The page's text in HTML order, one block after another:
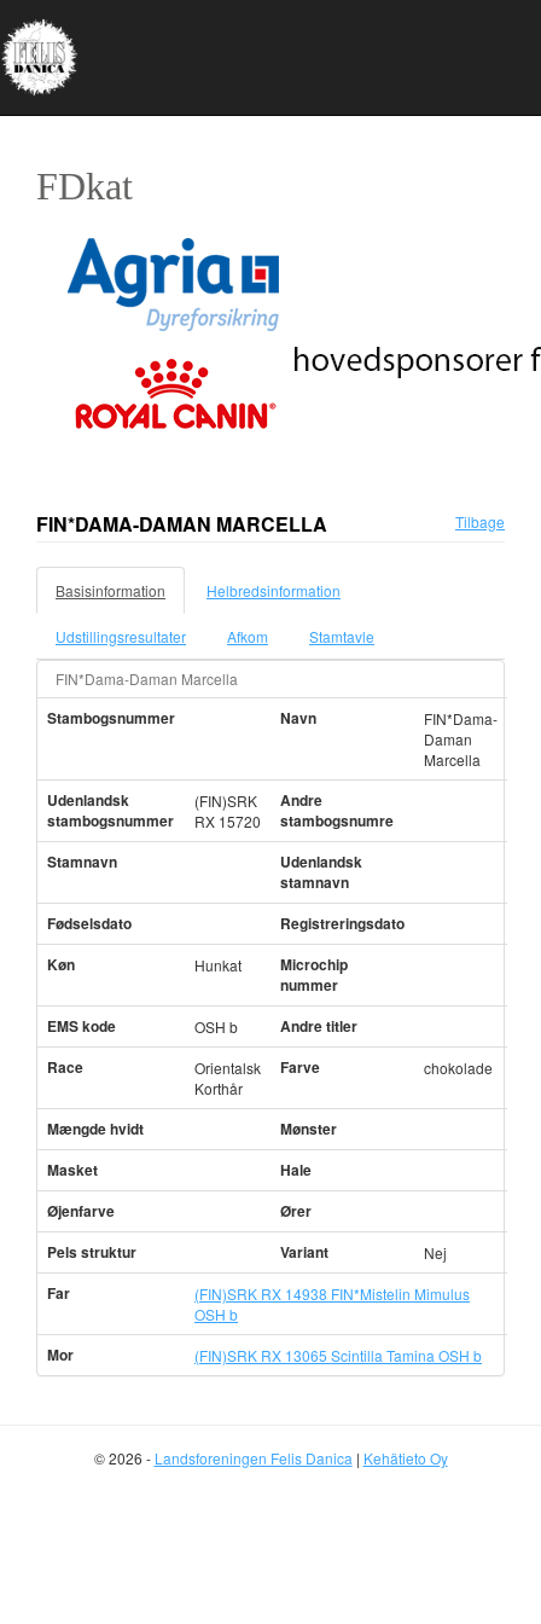
FDkat
FIN*DAMA-DAMAN MARCELLA Tilbage
Basisinformation Helbredsinformation
Udstillingsresultater Afkom Stamtavle
FIN*Dama-Daman Marcella
Stambogsnummer Navn
FIN*Dama-
Daman
Marcella
Udenlandsk
stambogsnummer
(FIN)SRK
RX 15720
Andre
stambogsnumre
Stamnavn
Udenlandsk
stamnavn
Fødselsdato
Registreringsdato
Køn
Hunkat
Microchip
nummer
EMS kode
OSH b
Andre titler
Race
Orientalsk
Korthår
Farve chokolade
Mængde hvidt
Mønster
Masket
Hale
Øjenfarve
Ører
Pels struktur
Variant Nej
Far
(FIN)SRK RX 14938 FIN*Mistelin Mimulus
OSH b
Mor (FIN)SRK RX 13065 Scintilla Tamina OSH b
© 2026 - Landsforeningen Felis Danica | Kehätieto Oy